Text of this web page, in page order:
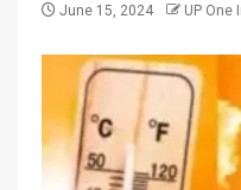
June 15, 2024 UP One